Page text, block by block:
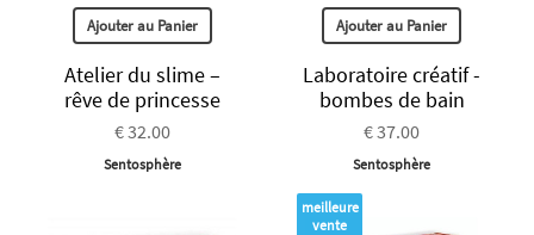
Ajouter au Panier
Atelier du slime –
rêve de princesse
€ 32.00
Sentosphère
Ajouter au Panier
Laboratoire créatif -
bombes de bain
€ 37.00
Sentosphère
meilleure
vente